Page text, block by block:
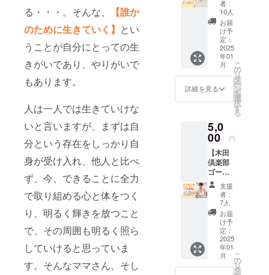
る・・・。そんな、
【誰か
のために生きていく】 とい
うことが自分にとっての生
きがいであり、やりがいで
もあります。
人は一人では生きていけな
いと言いますが、まずは自
分という存在をしっかり自
身が受け入れ、他人と比べ
ず、今、できることに全力
で取り組める心と体をつく
り、明るく輝きを放つこと
で、その周囲も明るく照ら
していけると思っていま
す。そんなママさん、そし
たちと、繋
がりを持
ち、心と身
体が豊かに
なるような
様々な情報
を発信した
笑顔やシナ
ジーが生ま
れ生きる活
力になるよ
うなコミュ
ニティを作
りたいと
思っていま
持ちを
込め
て、お
礼の
メッ
セージ
をお送
りしま
す。 ※
支援時
に必ず
にご希
望のお
名前を
ご記入
くださ
い。 特
定の人
物を比
喩する
お名前
や公序
良俗に
反する
お名前
は掲載
をお断
者：
10人
お届
け予
定：
2025
年01
月
詳細を見る
こ
の
リ
タ
ー
ン
を
選
択
す
る
5,0
00 円
【木田
倶楽部
ゴール
ドプラ
ン３０
日間利
用でき
ます】
1ヶ月30
本の
レッス
ン受け
放題・
支援
者：
7人
お届
け予
定：
2025
年01
月
こ
の
リ
タ